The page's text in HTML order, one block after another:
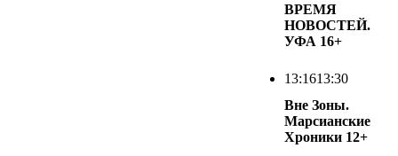
ВРЕМЯ
НОВОСТЕЙ.
УФА 16+
13:1613:30
Вне Зоны.
Марсианские
Хроники 12+